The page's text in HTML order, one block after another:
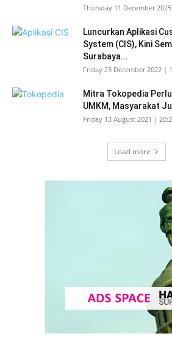
Thursday 11 December
Luncurkan Aplikasi
System (CIS), Kini
Surabaya...
Friday 23 December 2022 |
Mitra Tokopedia
UMKM, Masyarakat
Friday 13 August 2021 |
Load more